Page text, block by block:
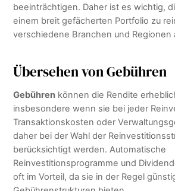
beeinträchtigen. Daher ist es wichtig,
einem breit gefächerten Portfolio zu
verschiedene Branchen und Regionen
Übersehen von Gebühren
Gebühren können die Rendite
insbesondere wenn sie bei jeder
Transaktionskosten oder
daher bei der Wahl der
berücksichtigt werden. Automatische
Reinvestitionsprogramme und
oft im Vorteil, da sie in der Regel